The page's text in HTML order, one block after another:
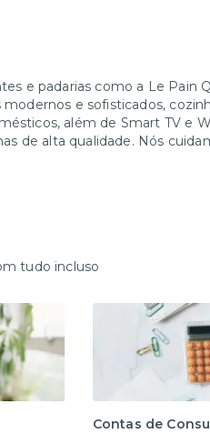
e padarias como a Le Pain
e sofisticados,
além de Smart TV e
de alta qualidade. Nós
tudo incluso
Contas de